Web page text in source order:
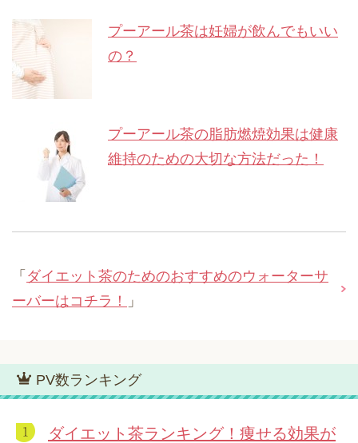
プーアール茶は妊婦が飲んでもいい
の？
プーアール茶の脂肪燃焼効果は健康
維持のための大切な方法だった！
「 ダイエット茶のためのおすすめのウォーターサ
ーバーはコチラ！
」
PV数ランキング
ダイエット茶ランキング！痩せる効果が